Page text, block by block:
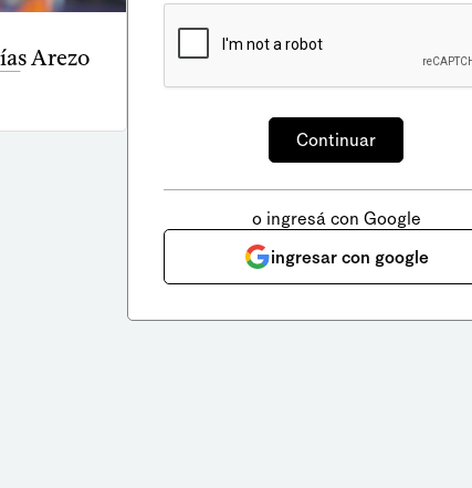
Arezo
o ingresá con Google
ingresar con google